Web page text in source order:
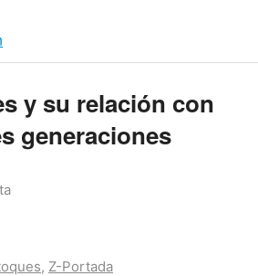
y su relación con
generaciones
, Z-Portada